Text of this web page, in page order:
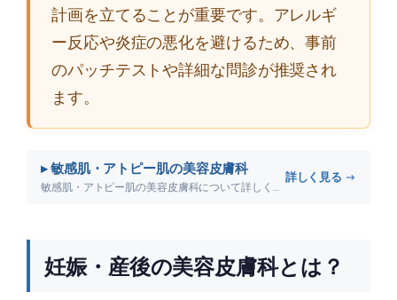
計画を立てることが重要です。アレルギ
ー反応や炎症の悪化を避けるため、事前
のパッチテストや詳細な問診が推奨され
ます。
▸ 敏感肌・アトピー肌の美容皮膚科
敏感肌・アトピー肌の美容皮膚科について詳しく解説します。
詳しく見る →
妊娠・産後の美容皮膚科とは？